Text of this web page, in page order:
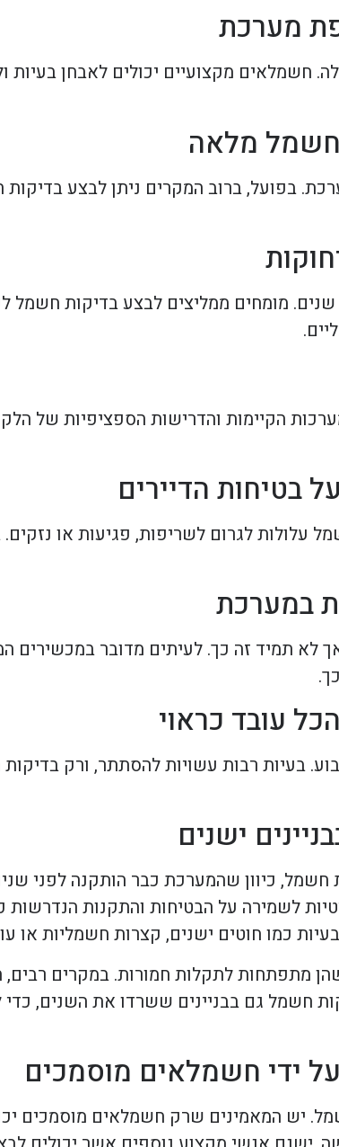
חשמלאים מקצועיים יכולים לאבחן בעיות
בפועל, ברוב המקרים ניתן לבצע בדיקות
מומחים ממליצים לבצע בדיקות חשמל
הקיימות והדרישות הספציפיות של
עלולות לגרום לשריפות, פגיעות או
תמיד זה כך. לעיתים מדובר במכשירים
רבות עשויות להסתתר, ורק בדיקות
חשמל, כיוון שהמערכת כבר הותקנה לפני
לשמירה על הבטיחות והתקנות הנדרשות
כמו חוטים ישנים, קצרות חשמליות או
מתפתחות לתקלות חמורות. במקרים רבים,
חשמל גם בבניינים ששרדו את השנים,
יש המאמינים שרק חשמלאים מוסמכים